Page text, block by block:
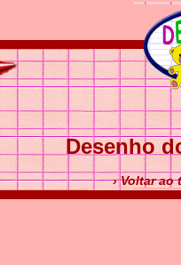
Desenho
› Voltar ao